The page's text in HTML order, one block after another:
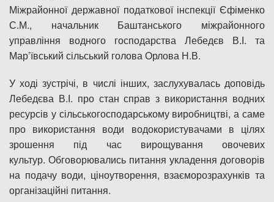
Міжрайонної державної податкової інспекції Єфіменко
С.М., начальник Баштанського міжрайонного
управління водного господарства Лебедєв В.І. та
Мар’ївський сільський голова Орлова Н.В.
У ході зустрічі, в числі інших, заслухувалась доповідь
Лебедєва В.І. про стан справ з використання водних
ресурсів у сільськогосподарському виробництві, а саме
про використання води водокористувачами в цілях
зрошення під час вирощування овочевих
культур. Обговорювались питання укладення договорів
на подачу води, ціноутворення, взаєморозрахунків та
організаційні питання.